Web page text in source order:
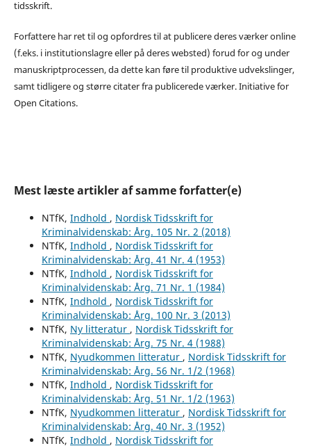
tidsskrift.
Forfattere har ret til og opfordres til at publicere deres værker online
(f.eks. i institutionslagre eller på deres websted) forud for og under
manuskriptprocessen, da dette kan føre til produktive udvekslinger,
samt tidligere og større citater fra publicerede værker. Initiative for
Open Citations.
Mest læste artikler af samme forfatter(e)
NTfK, Indhold , Nordisk Tidsskrift for
Kriminalvidenskab: Årg. 105 Nr. 2 (2018)
NTfK, Indhold , Nordisk Tidsskrift for
Kriminalvidenskab: Årg. 41 Nr. 4 (1953)
NTfK, Indhold , Nordisk Tidsskrift for
Kriminalvidenskab: Årg. 71 Nr. 1 (1984)
NTfK, Indhold , Nordisk Tidsskrift for
Kriminalvidenskab: Årg. 100 Nr. 3 (2013)
NTfK, Ny litteratur , Nordisk Tidsskrift for
Kriminalvidenskab: Årg. 75 Nr. 4 (1988)
NTfK, Nyudkommen litteratur , Nordisk Tidsskrift for
Kriminalvidenskab: Årg. 56 Nr. 1/2 (1968)
NTfK, Indhold , Nordisk Tidsskrift for
Kriminalvidenskab: Årg. 51 Nr. 1/2 (1963)
NTfK, Nyudkommen litteratur , Nordisk Tidsskrift for
Kriminalvidenskab: Årg. 40 Nr. 3 (1952)
NTfK, Indhold , Nordisk Tidsskrift for